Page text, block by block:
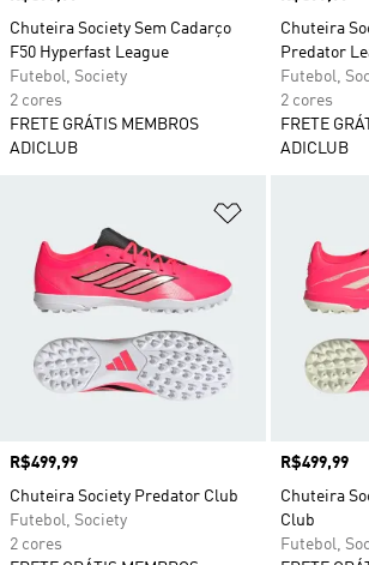
Chuteira Society Sem Cadarço
F50 Hyperfast League
Futebol, Society
2 cores
FRETE GRÁTIS MEMBROS
ADICLUB
Chuteira
Predator
Futebol,
2 cores
FRETE
ADICLUB
Preço
R$499,99
Chuteira Society Predator Club
Futebol, Society
2 cores
Preço
R$499,99
Chuteira
Club
Futebol,